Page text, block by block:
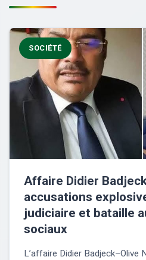
SOCIÉTÉ
Affaire Didier
accusations
judiciaire et bataille
sociaux
L’affaire Didier Badjeck–Olive